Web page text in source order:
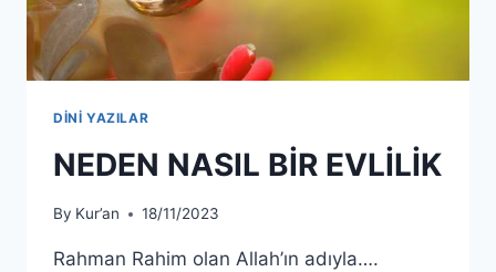
DİNİ YAZILAR
NEDEN NASIL BİR EVLİLİK
By Kur’an 18/11/2023
Rahman Rahim olan Allah’ın adıyla….